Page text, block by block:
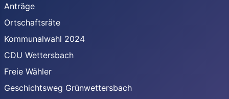
Anträge
Ortschaftsräte
Kommunalwahl 2024
CDU Wettersbach
Freie Wähler
Geschichtsweg Grünwettersbach